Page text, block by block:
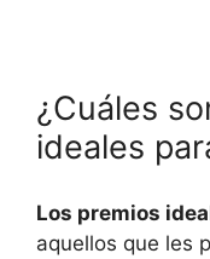
¿Cuáles
ideales
Los premios
aquellos que les